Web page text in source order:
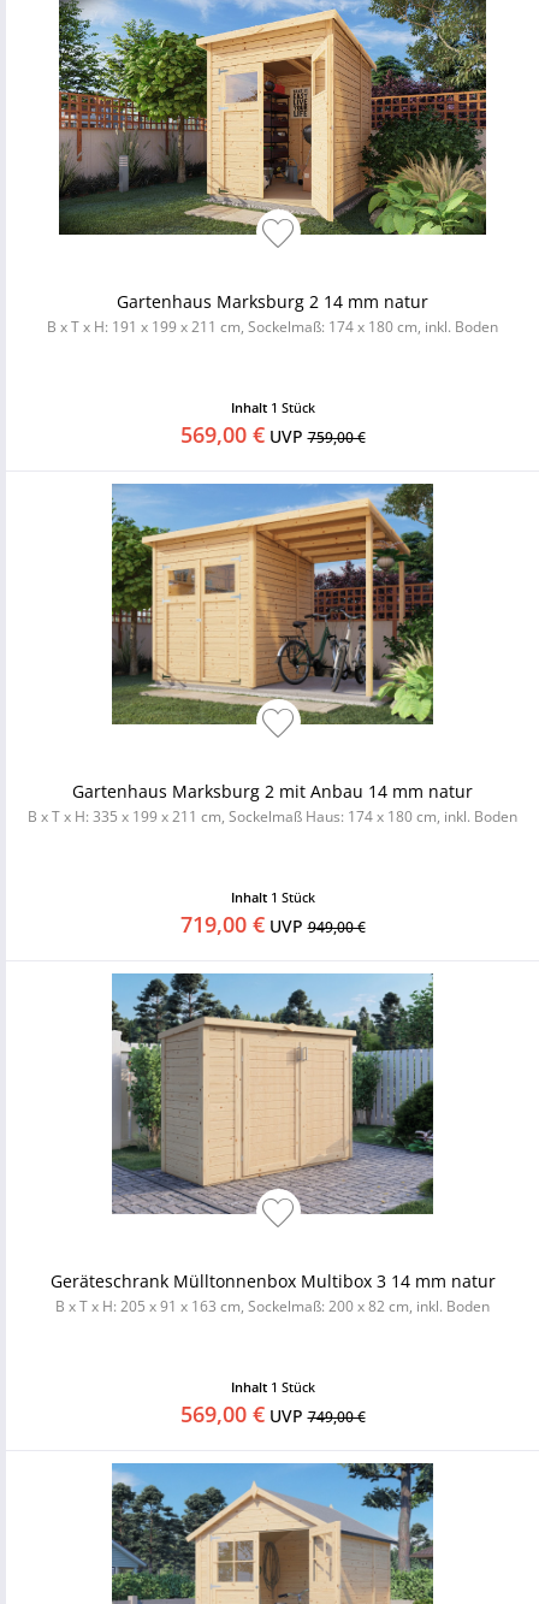
Gartenhaus Marksburg 2 14 mm natur
B x T x H: 191 x 199 x 211 cm, Sockelmaß: 174 x 180 cm, inkl. Boden
Inhalt 1 Stück
569,00 €UVP759,00 €
Gartenhaus Marksburg 2 mit Anbau 14 mm natur
B x T x H: 335 x 199 x 211 cm, Sockelmaß Haus: 174 x 180 cm, inkl. Boden
Inhalt 1 Stück
719,00 €UVP949,00 €
Geräteschrank Mülltonnenbox Multibox 3 14 mm natur
B x T x H: 205 x 91 x 163 cm, Sockelmaß: 200 x 82 cm, inkl. Boden
Inhalt 1 Stück
569,00 €UVP749,00 €